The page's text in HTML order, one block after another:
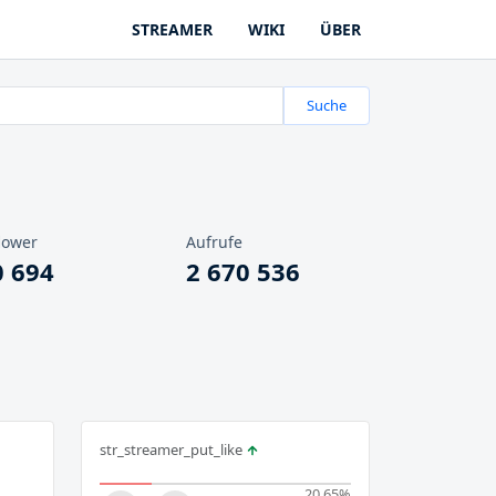
STREAMER WIKI ÜBER
Suche
694
Aufrufe
2 670 536
str_streamer_put_like